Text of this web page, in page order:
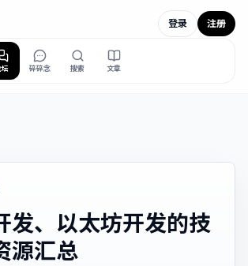
坛 碎碎念 搜索 文章
登录 注册
发、以太坊开发的技
源汇总